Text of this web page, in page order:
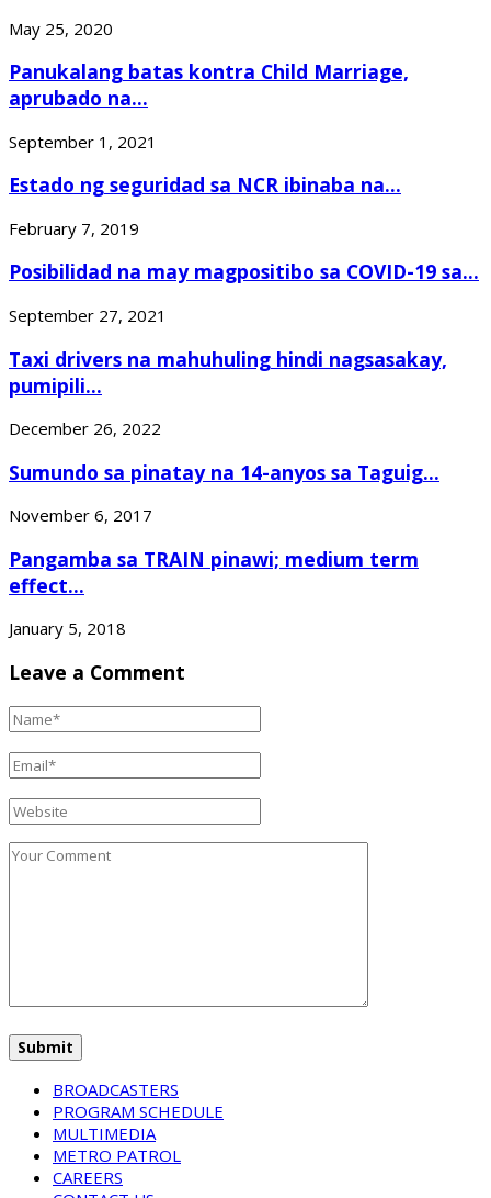
May 25, 2020
Panukalang batas kontra Child Marriage,
aprubado na...
September 1, 2021
Estado ng seguridad sa NCR ibinaba na...
February 7, 2019
Posibilidad na may magpositibo sa COVID-19 sa...
September 27, 2021
Taxi drivers na mahuhuling hindi nagsasakay,
pumipili...
December 26, 2022
Sumundo sa pinatay na 14-anyos sa Taguig...
November 6, 2017
Pangamba sa TRAIN pinawi; medium term
effect...
January 5, 2018
Leave a Comment
BROADCASTERS
PROGRAM SCHEDULE
MULTIMEDIA
METRO PATROL
CAREERS